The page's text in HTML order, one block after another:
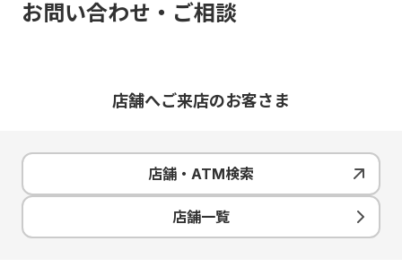
お問い合わせ・ご相談
店舗へご来店のお客さま
店舗・ATM検索
店舗一覧